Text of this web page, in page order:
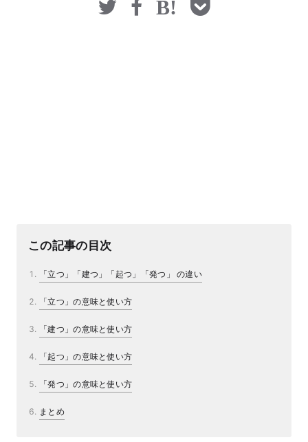
この記事の目次
「立つ」「建つ」「起つ」「発つ」 の違い
「立つ」の意味と使い方
「建つ」の意味と使い方
「起つ」の意味と使い方
「発つ」の意味と使い方
まとめ